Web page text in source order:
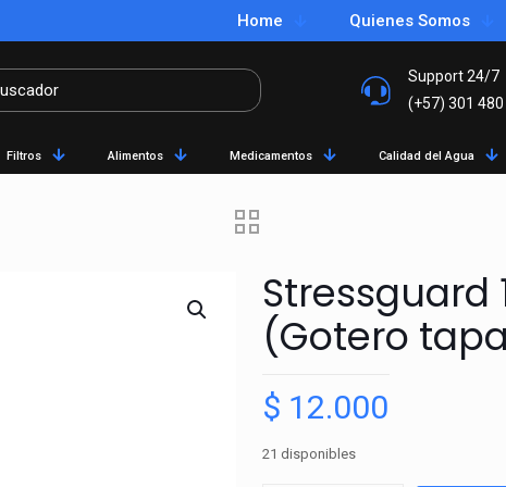
Home Quienes Somos
Support 24/7
(+57) 301
Filtros Alimentos Medicamentos Calidad del Agua
Stressguard
(Gotero
$ 12.000
21 disponibles